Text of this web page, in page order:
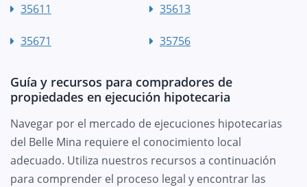
35611 35613
35671 35756
Guía y recursos para compradores de
propiedades en ejecución hipotecaria
Navegar por el mercado de ejecuciones hipotecarias
del Belle Mina requiere el conocimiento local
adecuado. Utiliza nuestros recursos a continuación
para comprender el proceso legal y encontrar las